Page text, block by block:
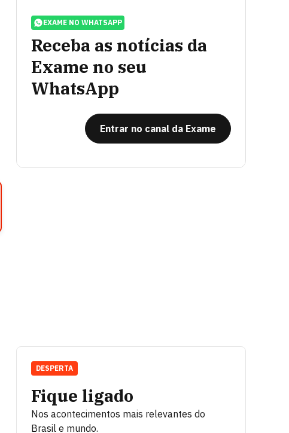
EXAME NO WHATSAPP
Receba as notícias da
Exame no seu
WhatsApp
Entrar no canal da Exame
Fique ligado
Nos acontecimentos mais relevantes do
Brasil e mundo.
DESPERTA